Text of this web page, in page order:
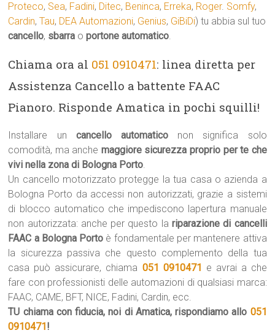
Proteco, Sea, Fadini, Ditec, Beninca, Erreka, Roger. Somfy,
Cardin,Tau, DEA Automazioni, Genius, GiBiDi) tu abbia sul tuo
cancello, sbarra oportone automatico.
Chiama ora al 051 0910471: linea diretta per
Assistenza Cancello a battente FAAC
Pianoro. Risponde Amatica in pochi squilli!
Installare un cancello automatico non significa solo
comodità, ma anche maggiore sicurezza proprio per te che
vivi nella zona di Bologna Porto.
Un cancello motorizzato protegge la tua casa o azienda a
Bologna Porto da accessi non autorizzati, grazie a sistemi
di blocco automatico che impediscono lapertura manuale
non autorizzata: anche per questo lariparazione di cancelli
FAAC a Bologna Porto è fondamentale per mantenere attiva
la sicurezza passiva che questo complemento della tua
casa può assicurare, chiama 051 0910471 e avrai a che
fare con professionisti delle automazioni di qualsiasi marca:
FAAC, CAME, BFT, NICE, Fadini, Cardin, ecc.
TU chiama con fiducia, noi di Amatica, rispondiamo allo 051
0910471!